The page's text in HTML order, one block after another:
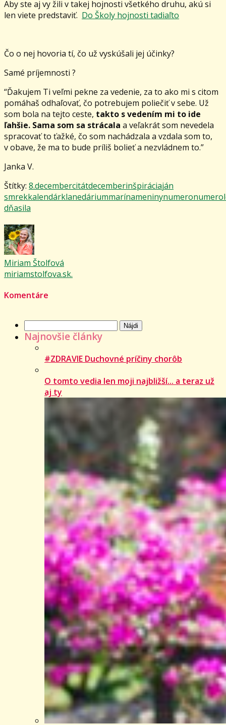
Aby ste aj vy žili v takej hojnosti všetkého druhu, akú si
len viete predstaviť. Do Školy hojnosti tadiaľto
Čo o nej hovoria tí, čo už vyskúšali jej účinky?
Samé príjemnosti ?
“Ďakujem Ti veľmi pekne za vedenie, za to ako mi s citom
pomáhaš odhaľovať, čo potrebujem poliečiť v sebe. Už
som bola na tejto ceste, takto s vedením mi to ide
ľahšie. Sama som sa strácala a veľakrát som nevedela
spracovať to ťažké, čo som nachádzala a vzdala som to,
v obave, že ma to bude príliš bolieť a nezvládnem to.”
Janka V.
Štítky: 8.decembercitátdecemberinšpiráciaján
smrekkalendárklanedáriummarínameninynumero
dňasila
Miriam Štolfová
miriamstolfova.sk.
Komentáre
Hľadať:
Najnovšie články
#ZDRAVIE Duchovné príčiny chorôb
O tomto vedia len moji najbližší... a teraz už
aj ty